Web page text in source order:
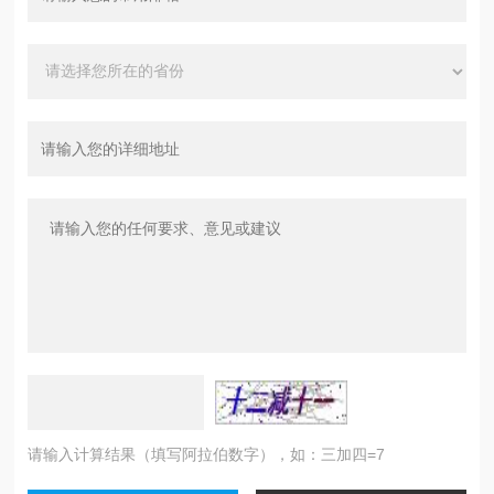
请输入计算结果（填写阿拉伯数字），如：三加四=7